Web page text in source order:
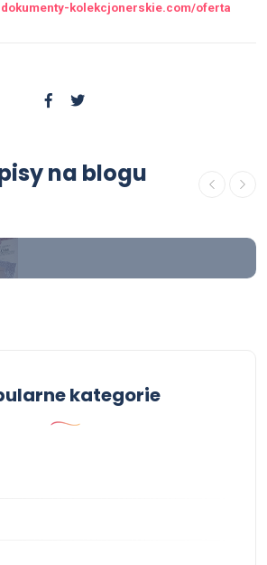
kolekcjonerskie.com/oferta
na blogu
kupić prawo jazdy z
kategorie